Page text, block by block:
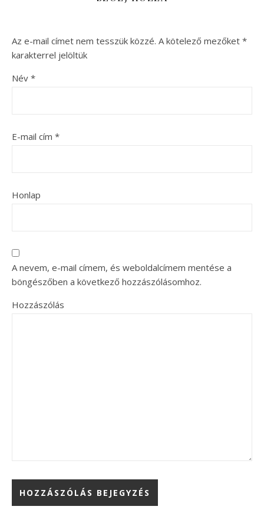
Az e-mail címet nem tesszük közzé. A kötelező mezőket *
karakterrel jelöltük
Név *
E-mail cím *
Honlap
A nevem, e-mail címem, és weboldalcímem mentése a
böngészőben a következő hozzászólásomhoz.
Hozzászólás